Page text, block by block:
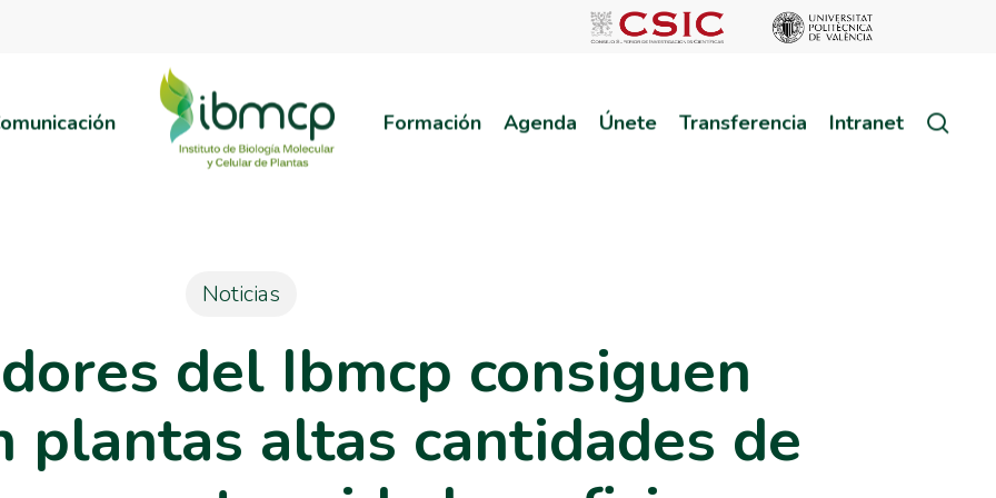
Formación Agenda Únete Transferencia Intranet
Noticias
del Ibmcp consiguen
plantas altas cantidades de